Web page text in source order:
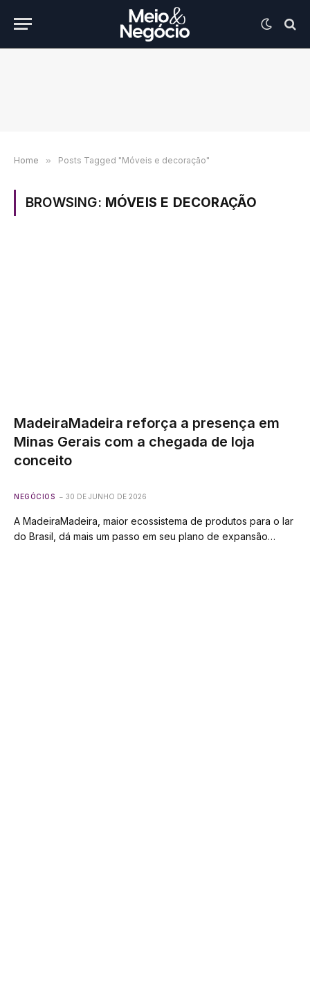
Home » Posts Tagged "Móveis e decoração"
BROWSING: MÓVEIS E DECORAÇÃO
MadeiraMadeira reforça a presença em
Minas Gerais com a chegada de loja
conceito
NEGÓCIOS 30 DE JUNHO DE 2026
A MadeiraMadeira, maior ecossistema de produtos para o lar
do Brasil, dá mais um passo em seu plano de expansão…